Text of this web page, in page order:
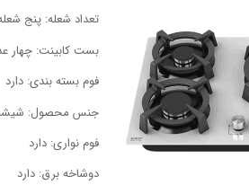
تعداد شعله: پنج
بست کابینت: چهار
فوم بسته بندی: دارد
جنس محصول:
فوم نواری: دارد
دوشاخه برق: دارد